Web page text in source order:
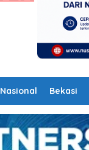
Nasional Bekasi